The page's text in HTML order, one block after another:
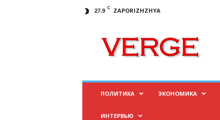
27.9 C
ZAPORIZHZHYA
ПОЛИТИКА ЭКОНОМИКА
ИНТЕРВЬЮ